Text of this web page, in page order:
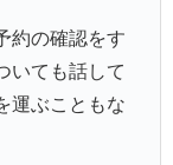
約の確認をす
いても話して
運ぶこともな